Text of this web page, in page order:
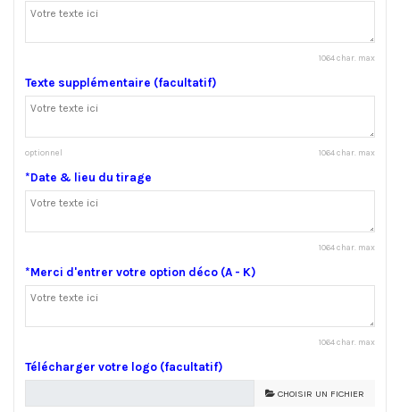
1064 char. max
Texte supplémentaire (facultatif)
optionnel 1064 char. max
*Date & lieu du tirage
1064 char. max
*Merci d'entrer votre option déco (A - K)
1064 char. max
Télécharger votre logo (facultatif)
CHOISIR UN FICHIER